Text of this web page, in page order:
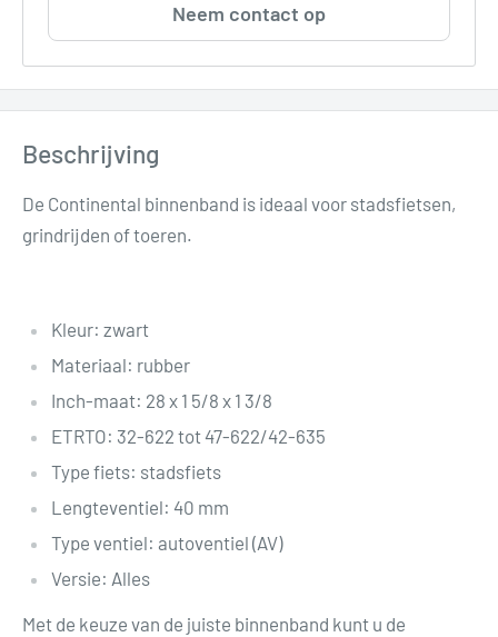
Neem contact op
Beschrijving
De Continental binnenband is ideaal voor stadsfietsen,
grindrijden of toeren.
Kleur: zwart
Materiaal: rubber
Inch-maat: 28 x 1 5/8 x 1 3/8
ETRTO: 32-622 tot 47-622/42-635
Type fiets: stadsfiets
Lengteventiel: 40 mm
Type ventiel: autoventiel (AV)
Versie: Alles
Met de keuze van de juiste binnenband kunt u de